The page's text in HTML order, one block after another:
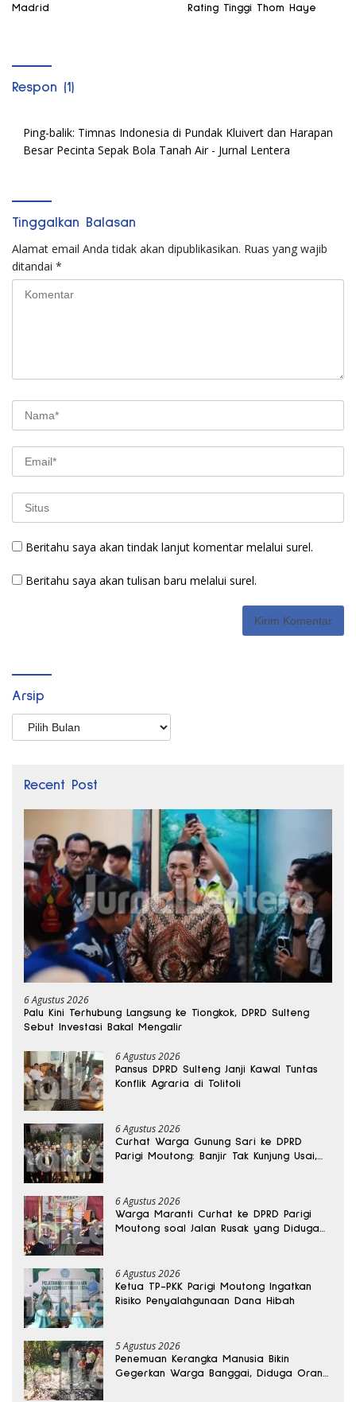
Madrid Rating Tinggi Thom Haye
Respon (1)
Ping-balik: Timnas Indonesia di Pundak Kluivert dan Harapan
Besar Pecinta Sepak Bola Tanah Air - Jurnal Lentera
Tinggalkan Balasan
Alamat email Anda tidak akan dipublikasikan. Ruas yang wajib
ditandai *
Beritahu saya akan tindak lanjut komentar melalui surel.
Beritahu saya akan tulisan baru melalui surel.
Arsip
Arsip
Recent Post
6 Agustus 2026
Palu Kini Terhubung Langsung ke Tiongkok, DPRD Sulteng
Sebut Investasi Bakal Mengalir
6 Agustus 2026
Pansus DPRD Sulteng Janji Kawal Tuntas
Konflik Agraria di Tolitoli
6 Agustus 2026
Curhat Warga Gunung Sari ke DPRD
Parigi Moutong: Banjir Tak Kunjung Usai,
6 Agustus 2026
Warga Maranti Curhat ke DPRD Parigi
Moutong soal Jalan Rusak yang Diduga
6 Agustus 2026
Ketua TP-PKK Parigi Moutong Ingatkan
Risiko Penyalahgunaan Dana Hibah
5 Agustus 2026
Penemuan Kerangka Manusia Bikin
Gegerkan Warga Banggai, Diduga Orang